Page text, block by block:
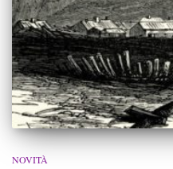
NOVITÀ